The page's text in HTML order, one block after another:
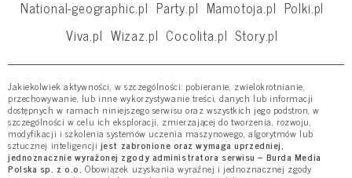
National-geographic.pl Party.pl Mamotoja.pl Polki.pl
Viva.pl Wizaz.pl Cocolita.pl Story.pl
Jakiekolwiek aktywności, w szczególności: pobieranie, zwielokrotnianie,
przechowywanie, lub inne wykorzystywanie treści, danych lub informacji
dostępnych w ramach niniejszego serwisu oraz wszystkich jego podstron, w
szczególności w celu ich eksploracji, zmierzającej do tworzenia, rozwoju,
modyfikacji i szkolenia systemów uczenia maszynowego, algorytmów lub
sztucznej inteligencji jest zabronione oraz wymaga uprzedniej,
jednoznacznie wyrażonej zgody administratora serwisu – Burda Media
Polska sp. z o.o. Obowiązek uzyskania wyraźnej i jednoznacznej zgody